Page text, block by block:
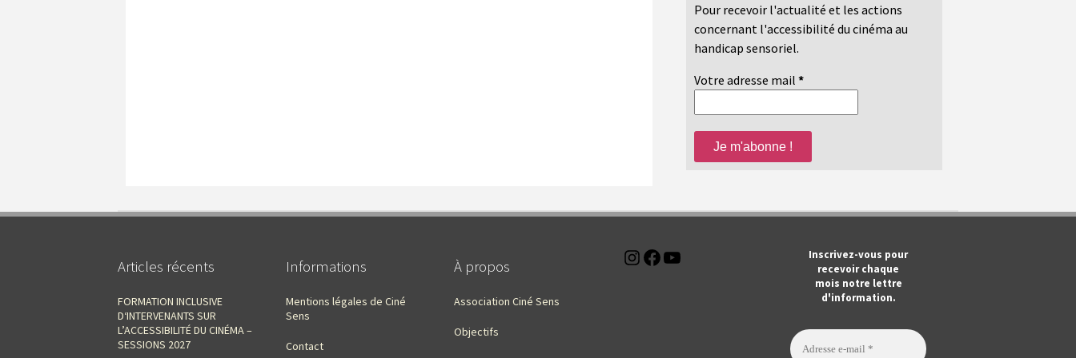
Pour recevoir l'actualité et les actions
concernant l'accessibilité du cinéma au
handicap sensoriel.
Votre adresse mail *
Articles récents
FORMATION INCLUSIVE
D‘INTERVENANTS SUR
L’ACCESSIBILITÉ DU CINÉMA –
SESSIONS 2027
Informations
Mentions légales de Ciné
Sens
Contact
À propos
Association Ciné Sens
Objectifs
Instagram
Facebook
Inscrivez-vous pour
recevoir chaque
mois notre lettre
d'information.